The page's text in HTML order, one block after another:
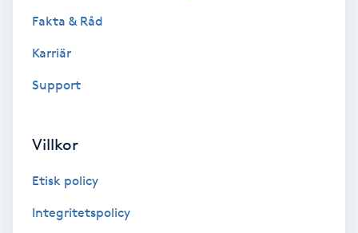
Color correction
Dermapen
Fakta & Råd
Karriär
Support
Villkor
Etisk policy
Integritetspolicy